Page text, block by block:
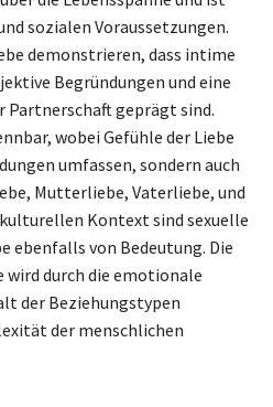
sozialen Voraussetzungen.
demonstrieren, dass intime
Begründungen und eine
Partnerschaft geprägt sind.
wobei Gefühle der Liebe
umfassen, sondern auch
Mutterliebe, Vaterliebe, und
Kontext sind sexuelle
ebenfalls von Bedeutung. Die
wird durch die emotionale
der Beziehungstypen
der menschlichen